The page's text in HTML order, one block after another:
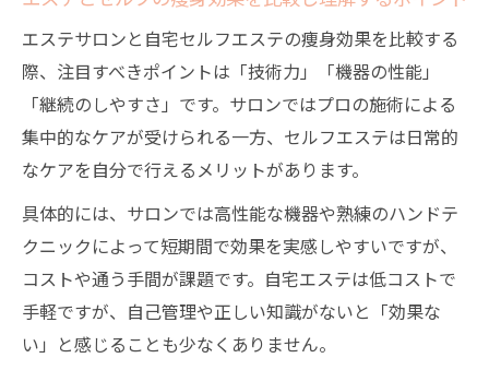
エステサロンと自宅セルフエステの痩身効果を比較する
際、注目すべきポイントは「技術力」「機器の性能」
「継続のしやすさ」です。サロンではプロの施術による
集中的なケアが受けられる一方、セルフエステは日常的
なケアを自分で行えるメリットがあります。
具体的には、サロンでは高性能な機器や熟練のハンドテ
クニックによって短期間で効果を実感しやすいですが、
コストや通う手間が課題です。自宅エステは低コストで
手軽ですが、自己管理や正しい知識がないと「効果な
い」と感じることも少なくありません。